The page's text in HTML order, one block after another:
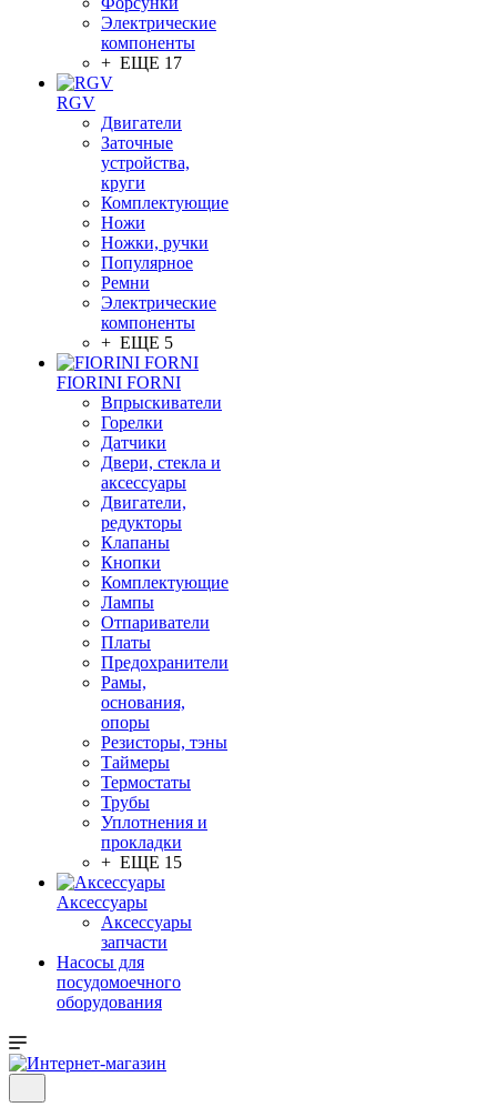
Электрические
компоненты
+ ЕЩЕ 17
RGV
Двигатели
Заточные
устройства,
круги
Комплектующие
Ножи
Ножки, ручки
Популярное
Ремни
Электрические
компоненты
+ ЕЩЕ 5
FIORINI FORNI
Впрыскиватели
Горелки
Датчики
Двери, стекла и
аксессуары
Двигатели,
редукторы
Клапаны
Кнопки
Комплектующие
Лампы
Отпариватели
Платы
Предохранители
Рамы,
основания,
опоры
Резисторы, тэны
Таймеры
Термостаты
Трубы
Уплотнения и
прокладки
+ ЕЩЕ 15
Аксессуары
Аксессуары
запчасти
Насосы для
посудомоечного
оборудования